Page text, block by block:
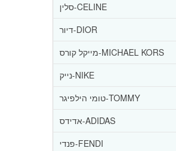
סלין-CELINE
דיור-DIOR
מייקל קורס-MICHAEL KORS
נייק-NIKE
טומי הילפיגר-TOMMY
אדידס-ADIDAS
פנדי-FENDI